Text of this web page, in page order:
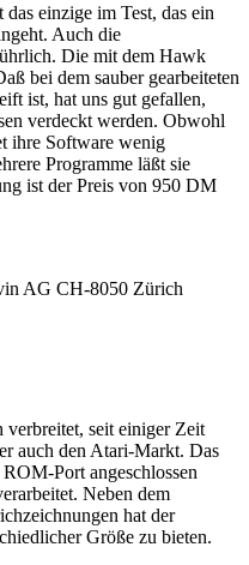
einzige im Test, das ein
Auch die
Die mit dem Hawk
bei dem sauber gearbeiteten
ist, hat uns gut gefallen,
verdeckt werden. Obwohl
ihre Software wenig
Programme läßt sie
ist der Preis von 950 DM
AG CH-8050 Zürich
verbreitet, seit einiger Zeit
auch den Atari-Markt. Das
Port angeschlossen
Neben dem
hat der
Größe zu bieten.